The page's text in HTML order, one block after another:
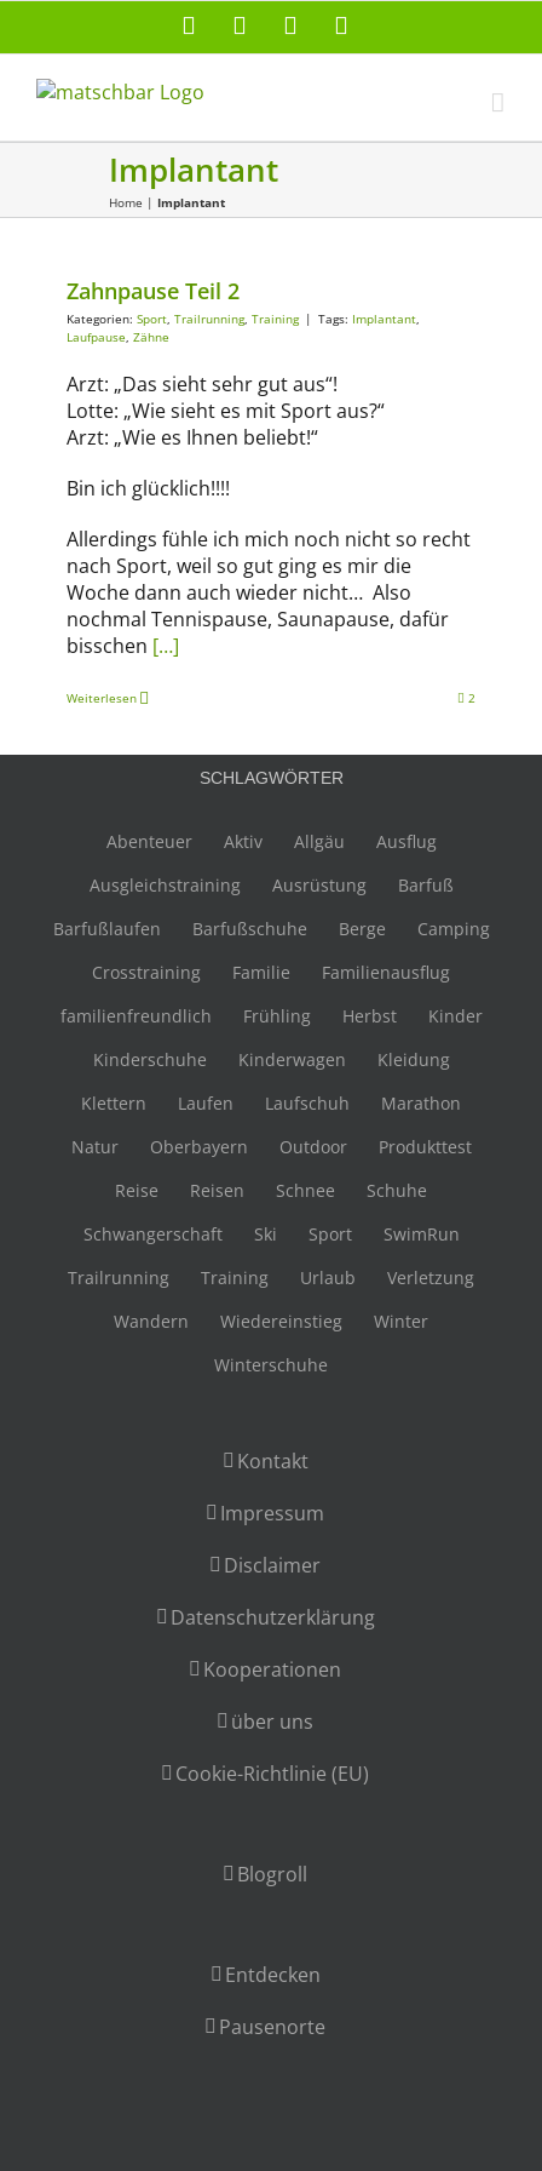
Facebook Instagram
Implantant
Home | Implantant
Zahnpause Teil 2
Kategorien: Sport, Trailrunning, Training | Tags: Implantant,
Laufpause, Zähne
Arzt: „Das sieht sehr gut aus“!
Lotte: „Wie sieht es mit Sport aus?“
Arzt: „Wie es Ihnen beliebt!“
Bin ich glücklich!!!!
Allerdings fühle ich mich noch nicht so recht
nach Sport, weil so gut ging es mir die
Woche dann auch wieder nicht… Also
nochmal Tennispause, Saunapause, dafür
bisschen […]
Weiterlesen 2
SCHLAGWÖRTER
Abenteuer Aktiv Allgäu
Ausflug
Ausgleichstraining
Ausrüstung
Barfuß
Barfußlaufen
Barfußschuhe Berge
Camping
Crosstraining
Familie
Familienausflug
familienfreundlich
Frühling Herbst
Kinder
Kinderschuhe
Kinderwagen
Kleidung
Klettern
Laufen Laufschuh
Marathon
Natur
Oberbayern Outdoor
Produkttest
Reise
Reisen Schnee
Schuhe
Schwangerschaft
Ski Sport
SwimRun
Trailrunning
Training Urlaub
Verletzung
Wandern
Wiedereinstieg
Winter
Winterschuhe
Kontakt
Impressum
Disclaimer
Datenschutzerklärung
Kooperationen
über uns
Cookie-Richtlinie (EU)
Blogroll
Entdecken
Pausenorte